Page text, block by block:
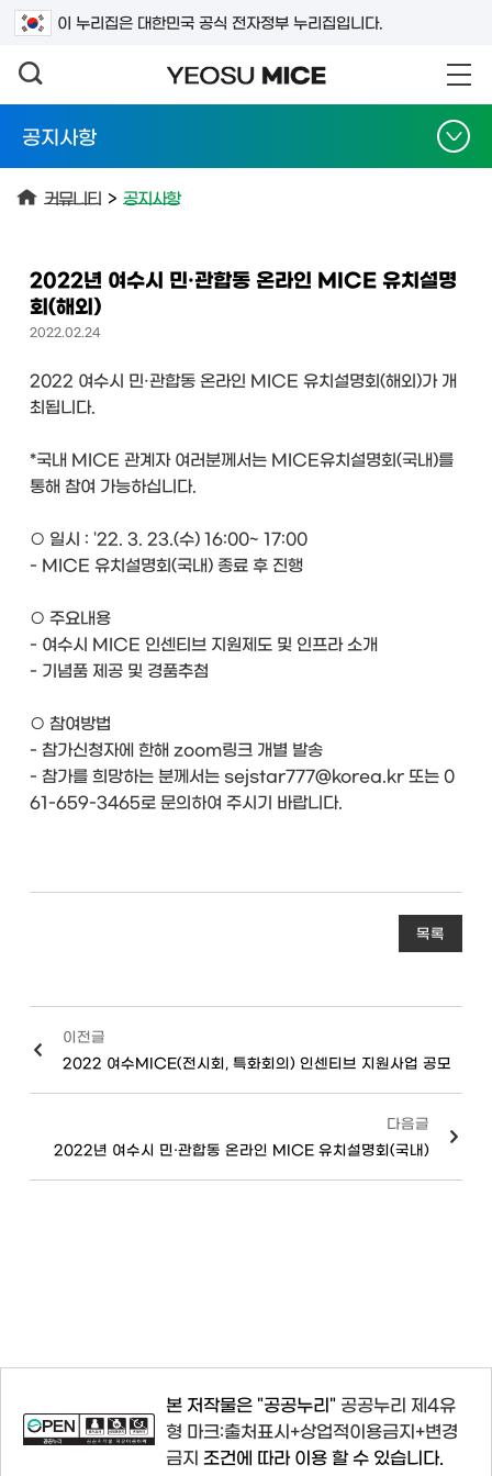
이 누리집은 대한민국 공식 전자정부 누리집입니다.
검색어를 입력하세요
공지사항
커뮤니티 > 공지사항
2022년 여수시 민·관합동 온라인 MICE 유치설명
회(해외)
2022.02.24
2022 여수시 민·관합동 온라인 MICE 유치설명회(해외)가 개
최됩니다.
*국내 MICE 관계자 여러분께서는 MICE유치설명회(국내)를
통해 참여 가능하십니다.
○ 일시 : '22. 3. 23.(수) 16:00~ 17:00
- MICE 유치설명회(국내) 종료 후 진행
○ 주요내용
- 여수시 MICE 인센티브 지원제도 및 인프라 소개
- 기념품 제공 및 경품추첨
○ 참여방법
- 참가신청자에 한해 zoom링크 개별 발송
- 참가를 희망하는 분께서는 sejstar777@korea.kr 또는 0
61-659-3465로 문의하여 주시기 바랍니다.
목록
이전글
2022 여수MICE(전시회, 특화회의) 인센티브 지원사업 공모
다음글
2022년 여수시 민·관합동 온라인 MICE 유치설명회(국내)
본 저작물은 "공공누리" 공공누리 제4유
형 마크:출처표시+상업적이용금지+변경
금지 조건에 따라 이용 할 수 있습니다.